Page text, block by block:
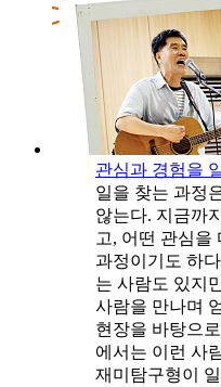
관심과 경험을
일을 찾는 과정
않는다. 지금까
고, 어떤 관심을
과정이기도 하
는 사람도 있지
사람을 만나며
현장을 바탕으
에서는 이런 사
재미탐구형이